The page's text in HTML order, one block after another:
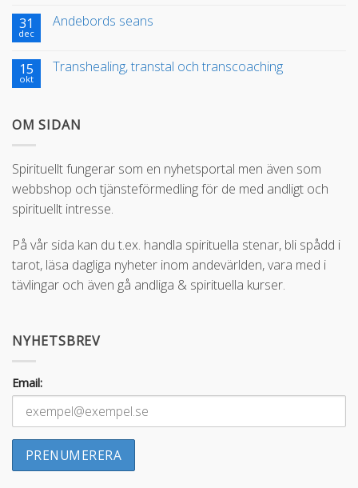
31
dec
Andebords seans
15
okt
Transhealing, transtal och transcoaching
OM SIDAN
Spirituellt fungerar som en nyhetsportal men även som
webbshop och tjänsteförmedling för de med andligt och
spirituellt intresse.
På vår sida kan du t.ex. handla spirituella stenar, bli spådd i
tarot, läsa dagliga nyheter inom andevärlden, vara med i
tävlingar och även gå andliga & spirituella kurser.
NYHETSBREV
Email: